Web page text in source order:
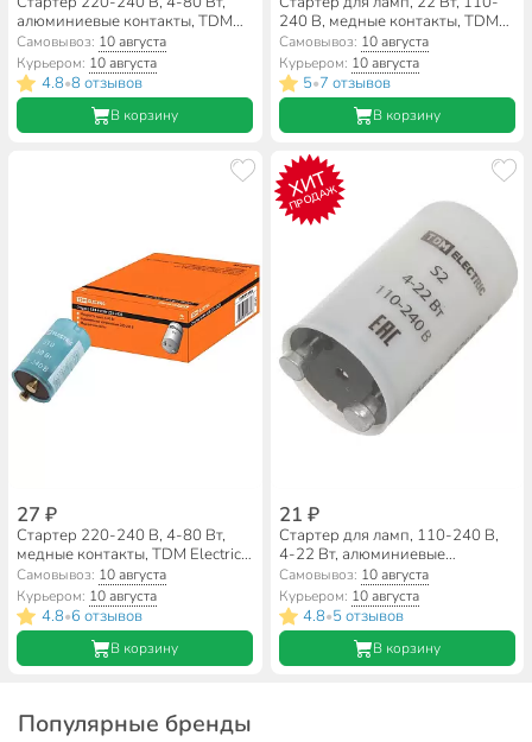
алюминиевые контакты, TDM
Electric, S10, SQ0351-0020
Самовывоз: 10 августа
Курьером: 10 августа
4.8•8 отзывов
В корзину
240 В, медные контакты, TDM
Electric, SQ0351-0023
Самовывоз: 10 августа
Курьером: 10 августа
5•7 отзывов
В корзину
27 ₽
Стартер 220-240 В, 4-80 Вт,
медные контакты, TDM Electric,
S10, SQ0351-0022
Самовывоз: 10 августа
Курьером: 10 августа
4.8•6 отзывов
В корзину
ХИТ
ПРОДАЖ
21 ₽
Стартер для ламп, 110-240 В,
4-22 Вт, алюминиевые
контакты, TDM Electric, S2,
SQ0351-0021
Самовывоз: 10 августа
Курьером: 10 августа
4.8•5 отзывов
В корзину
Популярные бренды